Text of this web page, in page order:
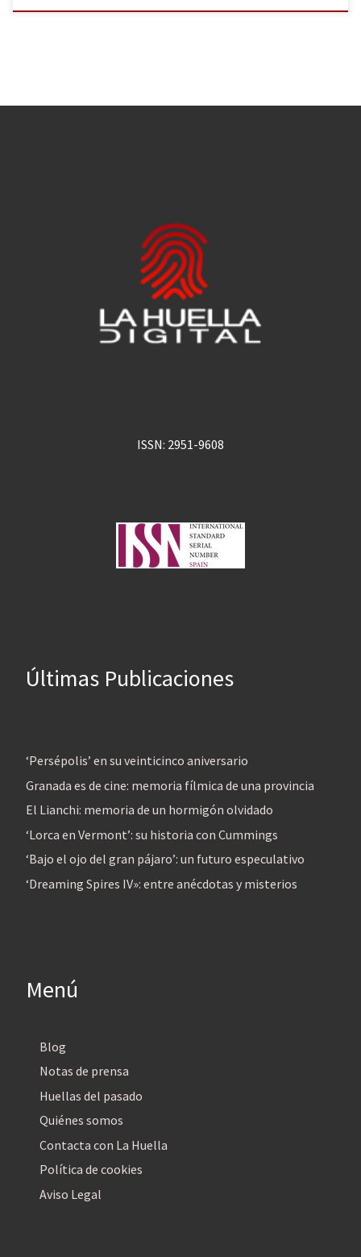
ISSN: 2951-9608
Últimas Publicaciones
‘Persépolis’ en su veinticinco aniversario
Granada es de cine: memoria fílmica de una provincia
El Lianchi: memoria de un hormigón olvidado
‘Lorca en Vermont’: su historia con Cummings
‘Bajo el ojo del gran pájaro’: un futuro especulativo
‘Dreaming Spires IV»: entre anécdotas y misterios
Menú
Blog
Notas de prensa
Huellas del pasado
Quiénes somos
Contacta con La Huella
Política de cookies
Aviso Legal